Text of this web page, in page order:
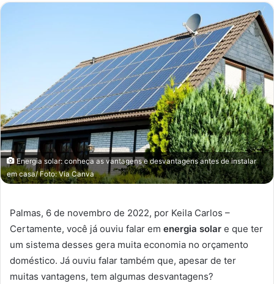
Energia solar: conheça as vantagens e desvantagens antes de instalar
em casa/ Foto: Via Canva
Palmas, 6 de novembro de 2022, por Keila Carlos –
Certamente, você já ouviu falar em energia solar e que ter
um sistema desses gera muita economia no orçamento
doméstico. Já ouviu falar também que, apesar de ter
muitas vantagens, tem algumas desvantagens?